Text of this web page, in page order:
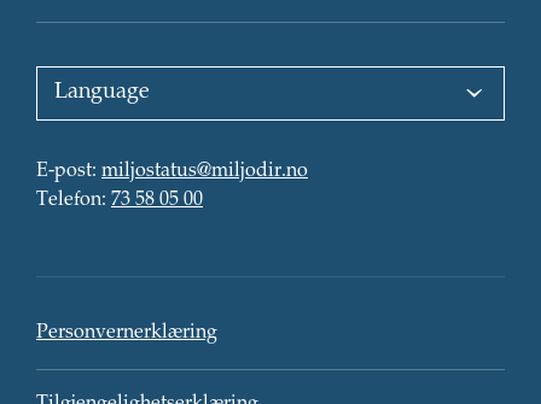
Choose
language:
E-post: E-
post:
miljostatus@miljodir.no
Telefon: Telefon:
73 58 05 00
Personvern
Personvernerklæring